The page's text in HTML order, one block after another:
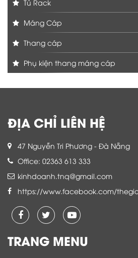
Tủ Rack
Máng Cáp
Thang cáp
Phụ kiện thang máng cáp
ĐỊA CHỈ LIÊN HỆ
47 Nguyễn Tri Phương - Đà Nẵng
Office: 02363 613 333
kinhdoanh.tnq@gmail.com
https://www.facebook.com/
TRANG MENU